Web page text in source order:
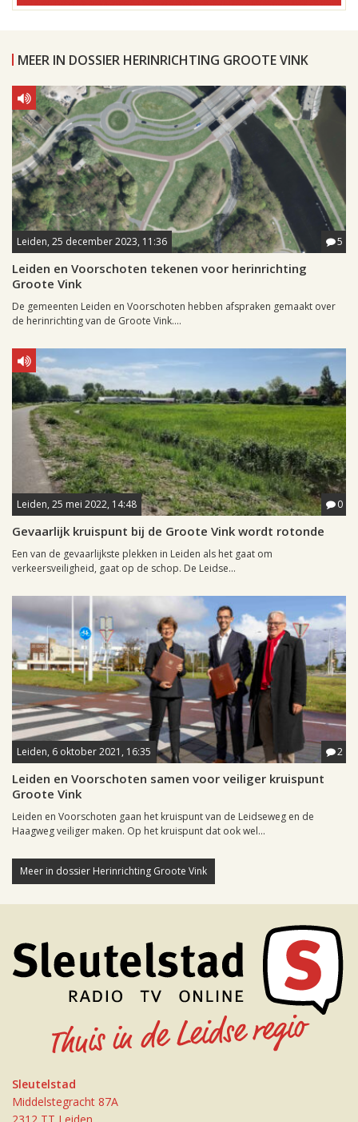
MEER IN DOSSIER HERINRICHTING GROOTE VINK
Leiden, 25 december 2023, 11:36 5
Leiden en Voorschoten tekenen voor herinrichting
Groote Vink
De gemeenten Leiden en Voorschoten hebben afspraken gemaakt over
de herinrichting van de Groote Vink....
Leiden, 25 mei 2022, 14:48 0
Gevaarlijk kruispunt bij de Groote Vink wordt rotonde
Een van de gevaarlijkste plekken in Leiden als het gaat om
verkeersveiligheid, gaat op de schop. De Leidse...
Leiden, 6 oktober 2021, 16:35 2
Leiden en Voorschoten samen voor veiliger kruispunt
Groote Vink
Leiden en Voorschoten gaan het kruispunt van de Leidseweg en de
Haagweg veiliger maken. Op het kruispunt dat ook wel...
Meer in dossier Herinrichting Groote Vink
Sleutelstad
Middelstegracht 87A